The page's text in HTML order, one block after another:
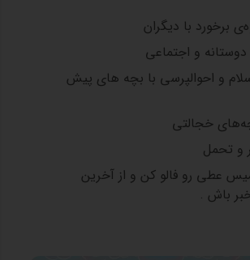
برخورد با دیگران
دوستانه و اجتماعی
و احوالپرسی با بچه‌ های پیش‌
خجالتی
و تحمل
میس عطی رو فالو کن و از آخرین
باش .